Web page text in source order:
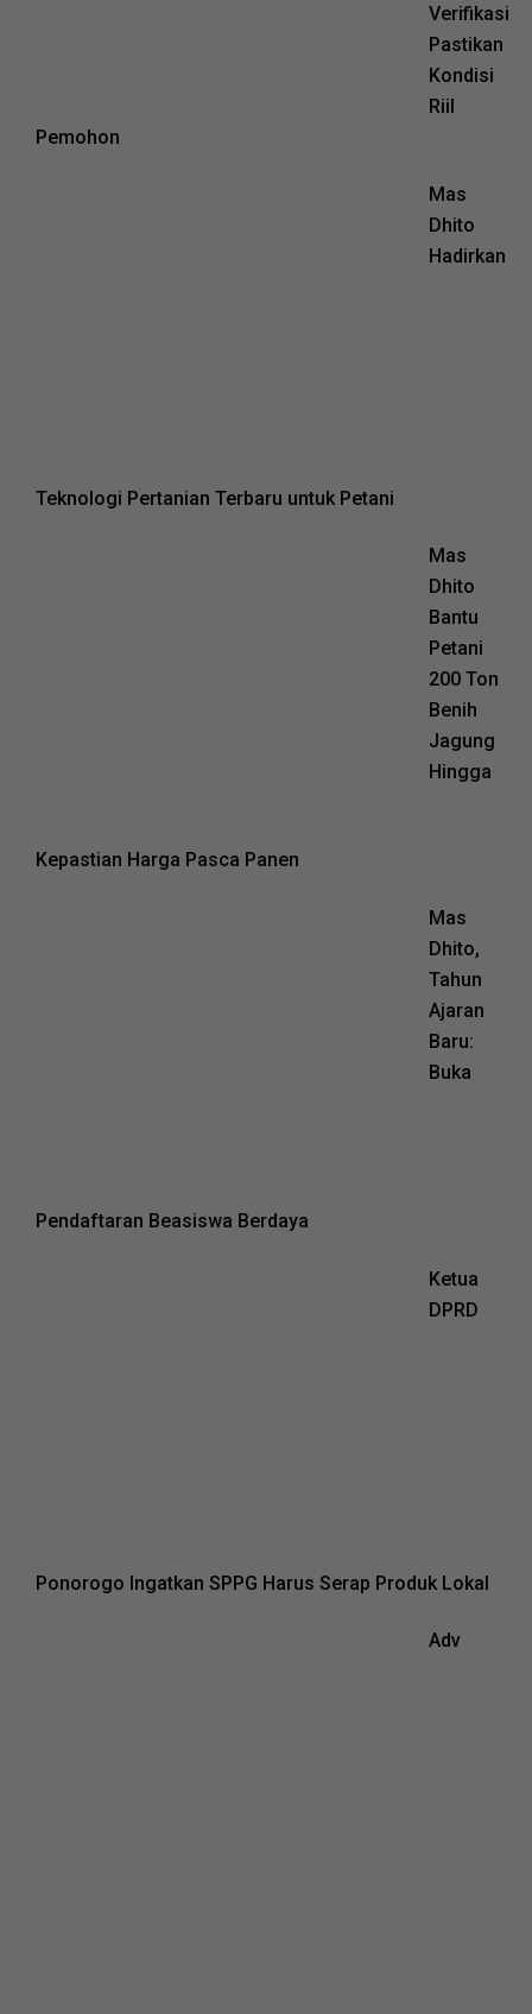
Verifikasi
Pastikan
Kondisi
Riil
Pemohon
Mas
Dhito
Hadirkan
Teknologi Pertanian Terbaru untuk Petani
Mas
Dhito
Bantu
Petani
200 Ton
Benih
Jagung
Hingga
Kepastian Harga Pasca Panen
Mas
Dhito,
Tahun
Ajaran
Baru:
Buka
Pendaftaran Beasiswa Berdaya
Ketua
DPRD
Ponorogo Ingatkan SPPG Harus Serap Produk Lokal
Adv